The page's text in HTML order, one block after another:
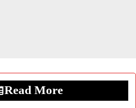
Read More